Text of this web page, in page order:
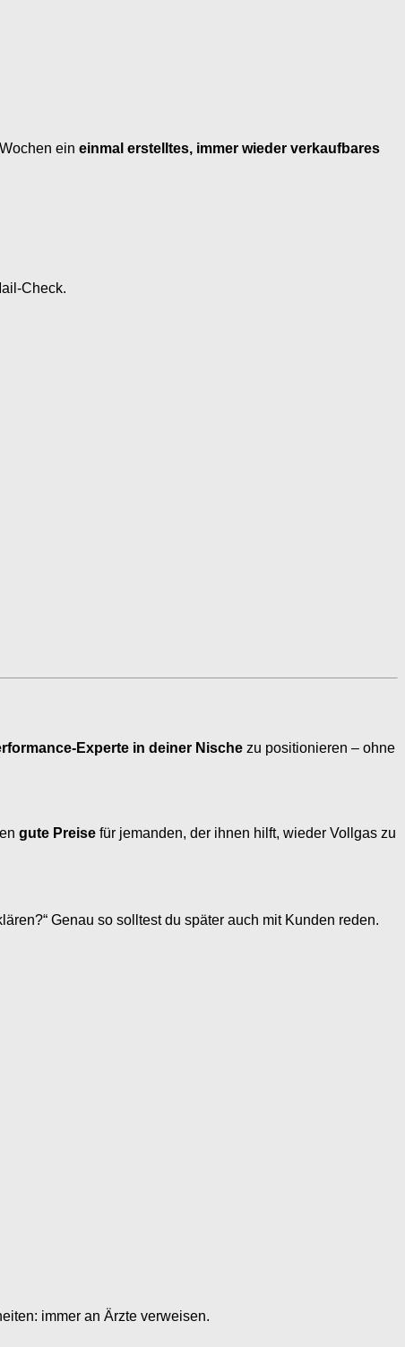
ein einmal erstelltes, immer wieder verkaufbares
Check.
Experte in deiner Nische zu positionieren – ohne
gute Preise für jemanden, der ihnen hilft, wieder Vollgas zu
Genau so solltest du später auch mit Kunden reden.
immer an Ärzte verweisen.